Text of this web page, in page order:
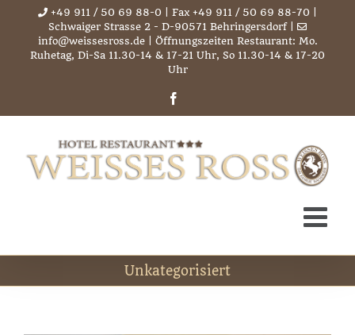
Inhalt
springen
+49 911 / 50 69 88-0 | Fax +49 911 / 50 69 88-70 |
Schwaiger Strasse 2 - D-90571 Behringersdorf |
info@weissesross.de| Öffnungszeiten Restaurant: Mo.
Ruhetag, Di-Sa 11.30-14 & 17-21 Uhr, So 11.30-14 & 17-20
Uhr
Unkategorisiert